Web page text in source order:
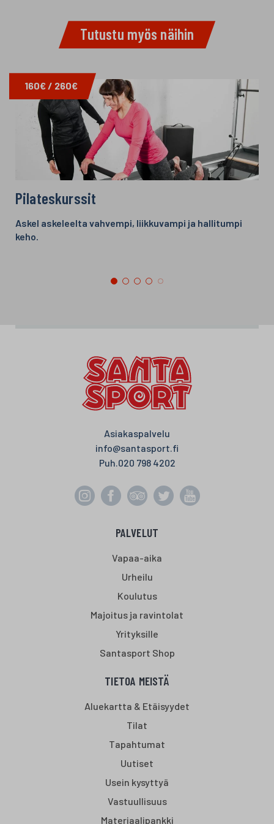
Tutustu myös näihin
160€ / 260€
Pilateskurssit
Askel askeleelta vahvempi, liikkuvampi ja hallitumpi
keho.
Asiakaspalvelu
info@santasport.fi
Puh.020 798 4202
PALVELUT
Vapaa-aika
Urheilu
Koulutus
Majoitus ja ravintolat
Yrityksille
Santasport Shop
TIETOA MEISTÄ
Aluekartta & Etäisyydet
Tilat
Tapahtumat
Uutiset
Usein kysyttyä
Vastuullisuus
Materiaalipankki